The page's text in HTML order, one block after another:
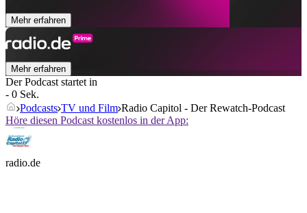
Mehr erfahren
Mehr erfahren
Der Podcast startet in
- 0 Sek.
Podcasts TV und Film Radio Capitol - Der Rewatch-Podcast
Höre diesen Podcast kostenlos in der App:
radio.de